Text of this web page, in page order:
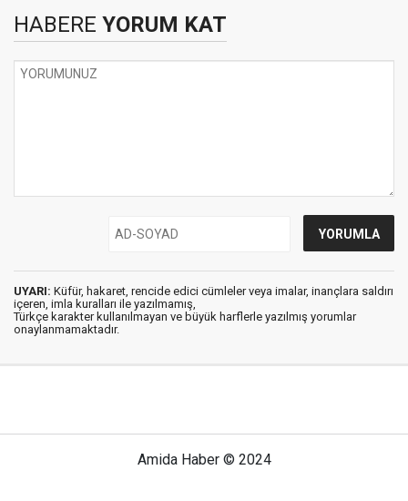
HABERE YORUM KAT
UYARI: Küfür, hakaret, rencide edici cümleler veya imalar, inançlara saldırı
içeren, imla kuralları ile yazılmamış,
Türkçe karakter kullanılmayan ve büyük harflerle yazılmış yorumlar
onaylanmamaktadır.
Amida Haber © 2024